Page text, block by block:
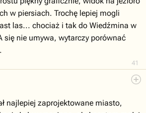
41
w piersiach. Trochę lepiej mogli
las... chociaż i tak do Wiedźmina w
się nie umywa, wytarczy porównać
najlepiej zaprojektowane miasto,